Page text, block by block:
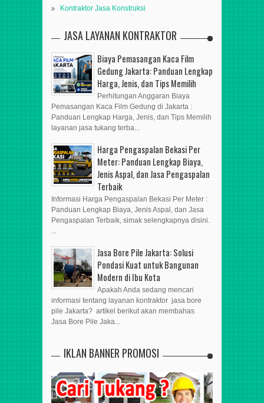
Kontraktor Jasa Konstruksi
JASA LAYANAN KONTRAKTOR
Biaya Pemasangan Kaca Film
Gedung Jakarta: Panduan Lengkap
Harga, Jenis, dan Tips Memilih
Perhitungan Anggaran Biaya
Pemasangan Kaca Film Gedung di Jakarta :
Panduan Lengkap Harga, Jenis, dan Tips Memilih
layanan jasa tukang terba...
Harga Pengaspalan Bekasi Per
Meter: Panduan Lengkap Biaya,
Jenis Aspal, dan Jasa Pengaspalan
Terbaik
Informasi Harga Pengaspalan Bekasi Per Meter :
Panduan Lengkap Biaya, Jenis Aspal, dan Jasa
Pengaspalan Terbaik, simak selengkapnya disini.
...
Jasa Bore Pile Jakarta: Solusi
Pondasi Kuat untuk Bangunan
Modern di Ibu Kota
Apakah Anda sedang mencari
informasi tentang layanan kontraktor jasa bore
pile Jakarta? artikel berikut akan membahas
Jasa Bore Pile Jaka...
IKLAN BANNER PROMOSI